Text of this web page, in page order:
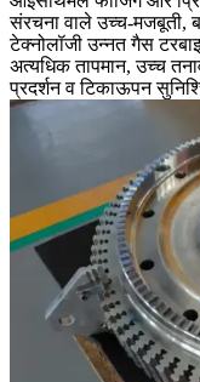
संरचना वाले उच्च-मजबूती,
टेक्नोलॉजी उन्नत गैस
अत्यधिक तापमान, उच्च
प्रदर्शन व टिकाऊपन